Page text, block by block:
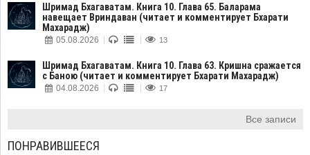
Шримад Бхагаватам. Книга 10. Глава 65. Баларама
навещает Вриндаван (читает и комментирует Бхарати
Махарадж)
05.08.2026 13
Шримад Бхагаватам. Книга 10. Глава 63. Кришна сражается
с Баною (читает и комментирует Бхарати Махарадж)
04.08.2026 17
Все записи
ПОНРАВИВШЕЕСЯ